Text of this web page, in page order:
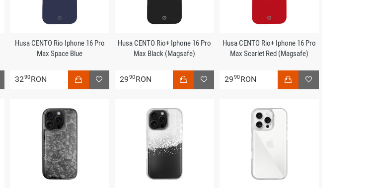
Husa CENTO Rio Iphone 16 Pro
Max Space Blue
3290RON
Husa CENTO Rio+ Iphone 16 Pro
Max Black (Magsafe)
2990RON
Husa CENTO Rio+ Iphone 16 Pro
Max Scarlet Red (Magsafe)
2990RON